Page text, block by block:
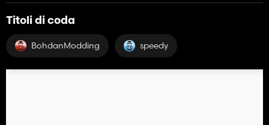
Titoli di coda
BohdanModding speedy